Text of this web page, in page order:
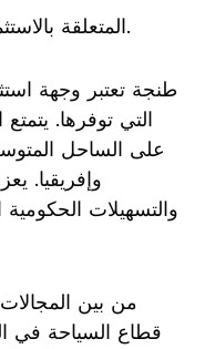
المتعلقة بالاستثمار والأعمال التجارية في المغرب.
طنجة تعتبر وجهة
التي توفرها.
على الساحل
وإفريقيا.
والتسهيلات الحكومية
من بين
قطاع السياحة في